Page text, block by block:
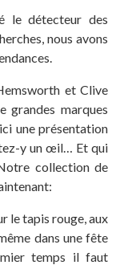
le détecteur des
nous avons
et Clive
grandes marques
une présentation
y un œil… Et qui
collection de
le tapis rouge, aux
dans une fête
temps il faut